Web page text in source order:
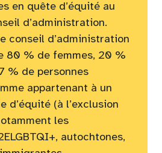
en quête d’équité au
d’administration.
conseil d’administration
80 % de femmes, 20 %
% de personnes
appartenant à un
d’équité (à l’exclusion
les
autochtones,